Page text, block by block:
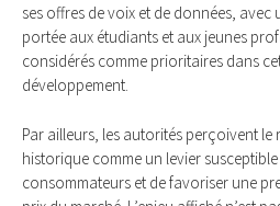
ses offres de voix et de données,
portée aux étudiants et aux jeunes
considérés comme prioritaires dans
développement.
Par ailleurs, les autorités perçoivent le
historique comme un levier
consommateurs et de favoriser une